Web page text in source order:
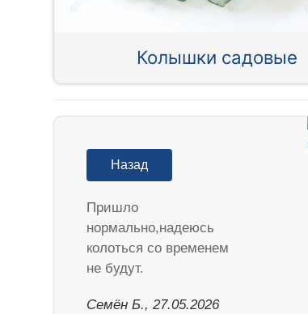
Колышки садовые
Назад
Пришло
нормально,надеюсь
колоться со временем
не будут.
Семён Б., 27.05.2026